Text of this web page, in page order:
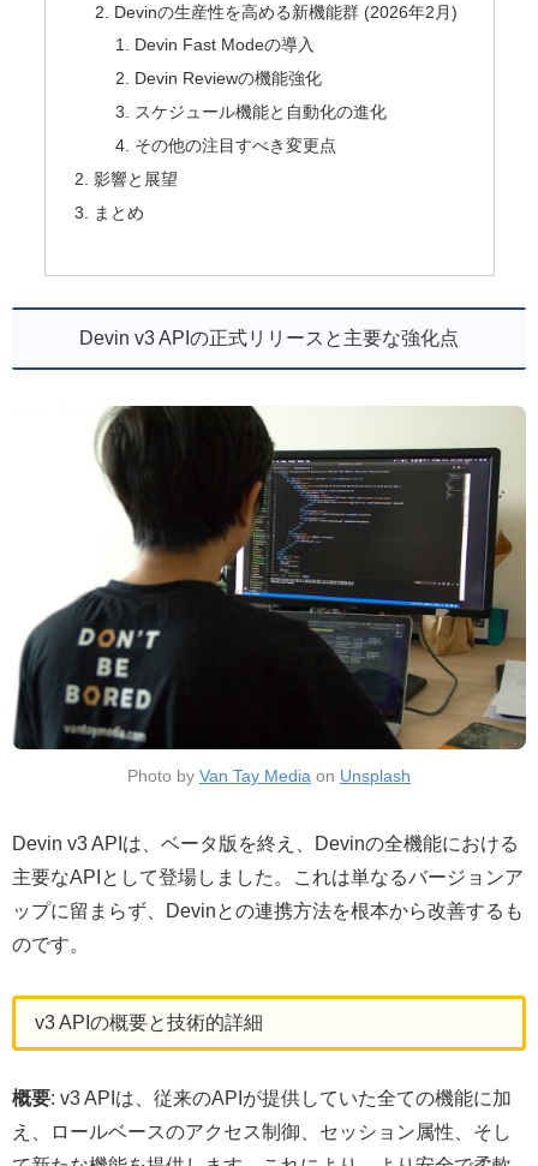
Devinの生産性を高める新機能群 (2026年2月)
Devin Fast Modeの導入
Devin Reviewの機能強化
スケジュール機能と自動化の進化
その他の注目すべき変更点
影響と展望
まとめ
Devin v3 APIの正式リリースと主要な強化点
Photo by Van Tay Media on Unsplash
Devin v3 APIは、ベータ版を終え、Devinの全機能における
主要なAPIとして登場しました。これは単なるバージョンア
ップに留まらず、Devinとの連携方法を根本から改善するも
のです。
v3 APIの概要と技術的詳細
概要: v3 APIは、従来のAPIが提供していた全ての機能に加
え、ロールベースのアクセス制御、セッション属性、そし